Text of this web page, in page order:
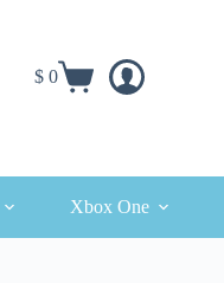
Carro
$ 0
Xbox One